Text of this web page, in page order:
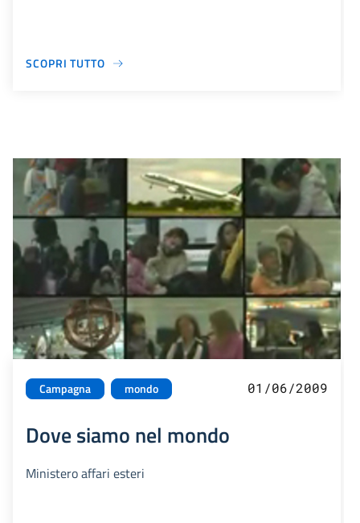
SCOPRI TUTTO
Campagna mondo 01/06/2009
Dove siamo nel mondo
Ministero affari esteri